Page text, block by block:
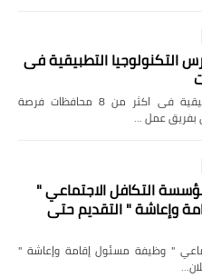
التكنولوجيا التطبيقية فى
وظائف خالية بمدارس التكنولوجيا التطبيقية فى اكثر من 8 محافظات فرصة
بفريق عمل …
التكافل الاجتماعي "
وإعاشة " التقديم حتى
" وظيفة مسئول إقامة وإعاشة "